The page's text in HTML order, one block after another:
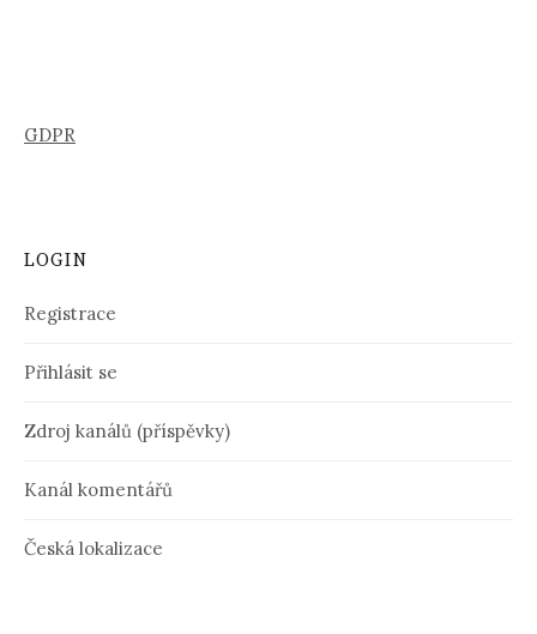
GDPR
LOGIN
Registrace
Přihlásit se
Zdroj kanálů (příspěvky)
Kanál komentářů
Česká lokalizace